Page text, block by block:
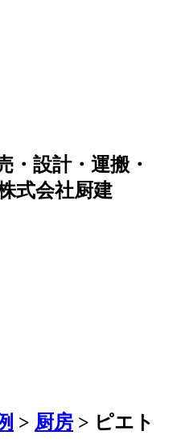
・設計・運搬・
式会社厨建
> 厨房 > ピエト